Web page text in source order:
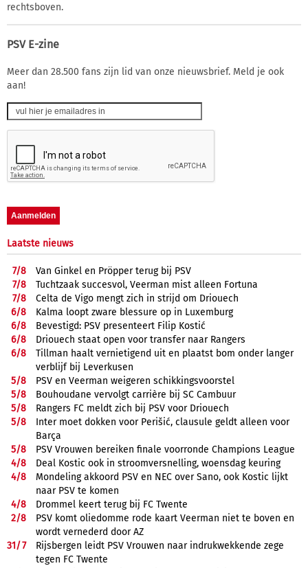
rechtsboven.
PSV E-zine
Meer dan 28.500 fans zijn lid van onze nieuwsbrief. Meld je ook
aan!
Laatste nieuws
7/8
Van Ginkel en Pröpper terug bij PSV
7/8
Tuchtzaak succesvol, Veerman mist alleen Fortuna
7/8
Celta de Vigo mengt zich in strijd om Driouech
6/8
Kalma loopt zware blessure op in Luxemburg
6/8
Bevestigd: PSV presenteert Filip Kostić
6/8
Driouech staat open voor transfer naar Rangers
6/8
Tillman haalt vernietigend uit en plaatst bom onder langer
verblijf bij Leverkusen
5/8
PSV en Veerman weigeren schikkingsvoorstel
5/8
Bouhoudane vervolgt carrière bij SC Cambuur
5/8
Rangers FC meldt zich bij PSV voor Driouech
5/8
Inter moet dokken voor Perišić, clausule geldt alleen voor
Barça
5/8
PSV Vrouwen bereiken finale voorronde Champions League
4/8
Deal Kostic ook in stroomversnelling, woensdag keuring
4/8
Mondeling akkoord PSV en NEC over Sano, ook Kostic lijkt
naar PSV te komen
4/8
Drommel keert terug bij FC Twente
2/8
PSV komt oliedomme rode kaart Veerman niet te boven en
wordt vernederd door AZ
31/7
Rijsbergen leidt PSV Vrouwen naar indrukwekkende zege
tegen FC Twente